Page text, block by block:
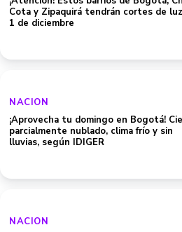
Cota y Zipaquirá tendrán cortes de
1 de diciembre
NACION
¡Aprovecha tu domingo en Bogotá!
parcialmente nublado, clima frío y sin
lluvias, según IDIGER
NACION